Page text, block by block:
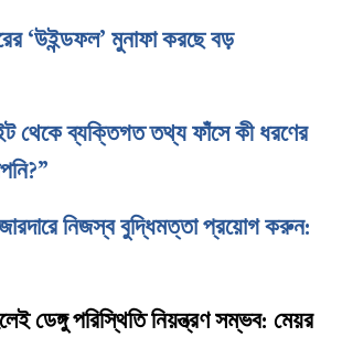
‘উইন্ডফল’ মুনাফা করছে বড়
থেকে ব্যক্তিগত তথ্য ফাঁসে কী ধরণের
নিজস্ব বুদ্ধিমত্তা প্রয়োগ করুন:
ডেঙ্গু পরিস্থিতি নিয়ন্ত্রণ সম্ভব: মেয়র